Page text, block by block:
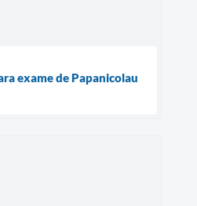
exame de Papanicolau